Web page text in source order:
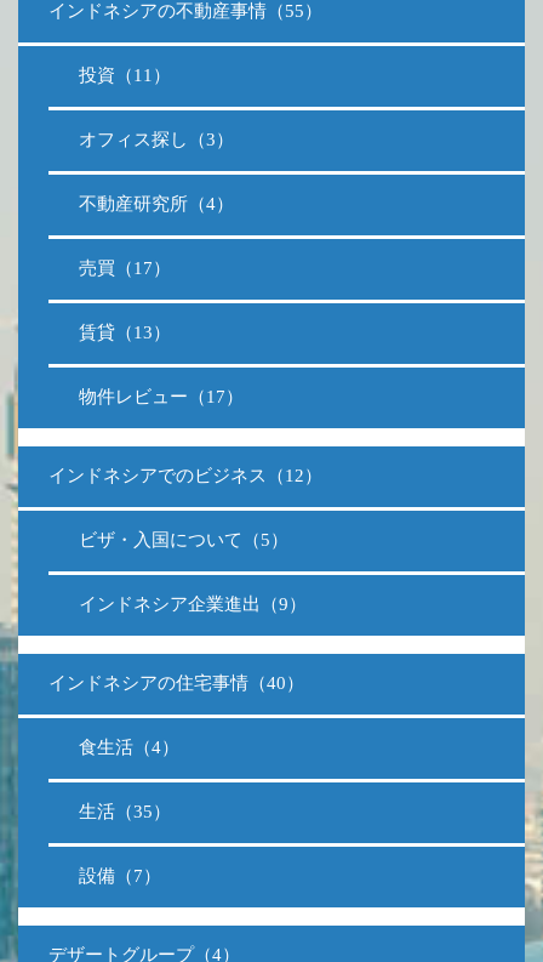
インドネシアの不動産事情（55）
投資（11）
オフィス探し（3）
不動産研究所（4）
売買（17）
賃貸（13）
物件レビュー（17）
インドネシアでのビジネス（12）
ビザ・入国について（5）
インドネシア企業進出（9）
インドネシアの住宅事情（40）
食生活（4）
生活（35）
設備（7）
デザートグループ（4）